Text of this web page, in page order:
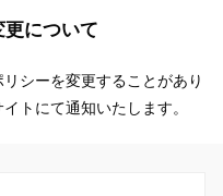
更について
シーを変更することがあり
トにて通知いたします。